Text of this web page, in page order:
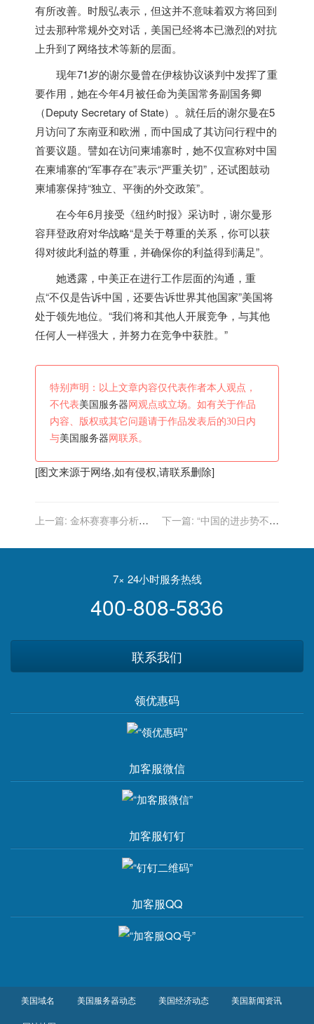
有所改善。时殷弘表示，但这并不意味着双方将回到
过去那种常规外交对话， 美国已经将本已激烈的对抗
上升到了网络技术等新的层面。
现年71岁的谢尔曼曾在伊核协议谈判中发挥了重
要作用，她在今年4月被任命为美国常务副国务卿
（Deputy Secretary of State）。就任后的谢尔曼在5
月访问了东南亚和欧洲，而中国成了其访问行程中的
首要议题。譬如在访问柬埔寨时，她不仅宣称对中国
在柬埔寨的“军事存在”表示“严重关切”，还试图鼓动
柬埔寨保持“独立、平衡的外交政策”。
在今年6月接受《纽约时报》采访时，谢尔曼形
容拜登政府对华战略“是关于尊重的关系，你可以获
得对彼此利益的尊重，并确保你的利益得到满足”。
她透露，中美正在进行工作层面的沟通，重
点“不仅是告诉中国，还要告诉世界其他国家”美国将
处于领先地位。“我们将和其他人开展竞争，与其他
任何人一样强大，并努力在竞争中获胜。”
特别声明：以上文章内容仅代表作者本人观点，
不代表美国服务器 网观点或立场。如有关于作品
内容、版权或其它问题请于作品发表后的30日内
与美国服务器 网联系。
[图文来源于网络,如有侵权,请联系删除]
上一篇: 金杯赛赛事分析：
提尼克
下一篇: “中国的进步势不可
子在这儿！
7× 24小时服务热线
400-808-5836
联系我们
领优惠码
加客服微信
加客服钉钉
加客服QQ
美国域名 美国服务器动态 美国经济动态 美国新闻资讯